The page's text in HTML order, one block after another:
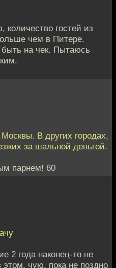
гостей из
чем в Питере.
на чек. Пытаюсь
В других городах,
за шальной деньгой.
парнем! 60
2 года наконец-то не
чую, пока не поздно